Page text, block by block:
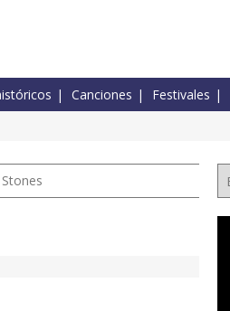
Canciones Festivales